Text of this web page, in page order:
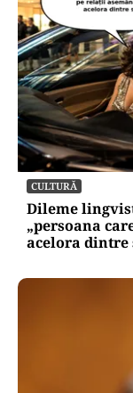
CULTURĂ
Dileme
„persoana
acelora dintre